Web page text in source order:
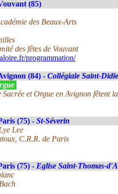
(85)
des Beaux-Arts
des fêtes de Vouvant
programmation/
(84) - Collégiale Saint-
Sacrée et Orgue en Avignon fêtent
(75) - St-Séverin
Lee
C.R.R. de Paris
(75) - Eglise Saint-Thomas-